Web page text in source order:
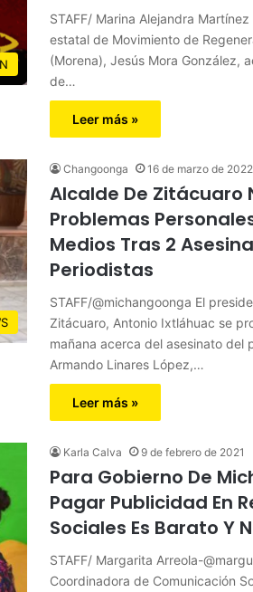
STAFF/ Marina Alejandra
estatal de Movimiento de
(Morena), Jesús Mora González,
de…
Leer más »
Changoonga 16 de marzo de 2022
Alcalde De Zitácuaro
Problemas
Medios Tras 2
Periodistas
STAFF/@michangoonga El
Zitácuaro, Antonio Ixtláhuac se
mañana acerca del asesinato del
Armando Linares López,…
Leer más »
Karla Calva 9 de febrero de 2021
Para Gobierno De
Pagar Publicidad En
Sociales Es Barato Y
STAFF/ Margarita Arreola-
Coordinadora de Comunicación